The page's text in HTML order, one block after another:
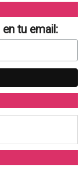
tu email: